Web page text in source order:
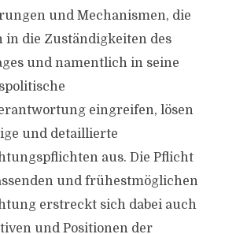
und Mechanismen, die
in die Zuständigkeiten des
und namentlich in seine
eingreifen, lösen
und detaillierte
aus. Die Pflicht
und frühestmöglichen
erstreckt sich dabei auch
und Positionen der